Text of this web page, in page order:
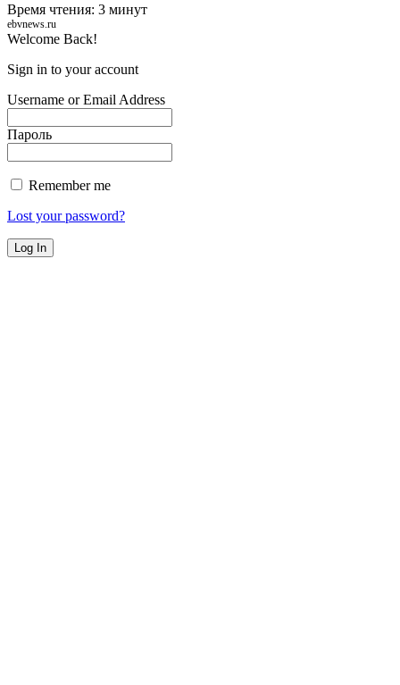
Время чтения: 3 минут
ebvnews.ru
Welcome Back!
Sign in to your account
Username or Email Address
Пароль
Remember me
Lost your password?